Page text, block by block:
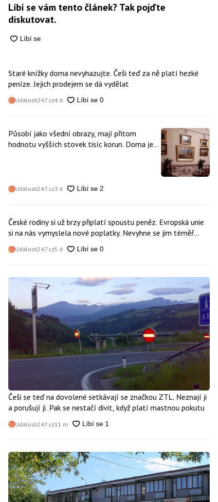
Líbí se vám tento článek? Tak pojďte
diskutovat.
Staré knížky doma nevyhazujte. Češi teď za ně platí hezké
peníze. Jejich prodejem se dá vydělat
Události247.cz4 d
Působí jako všední obrazy, mají přitom
hodnotu vyšších stovek tisíc korun. Doma je
Události247.cz3 d
České rodiny si už brzy připlatí spoustu peněz. Evropská unie
si na nás vymyslela nové poplatky. Nevyhne se jim téměř
Události247.cz5 d
Češi se teď na dovolené setkávají se značkou ZTL. Neznají ji
a porušují ji. Pak se nestačí divit, když platí mastnou pokutu
Události247.cz11 m